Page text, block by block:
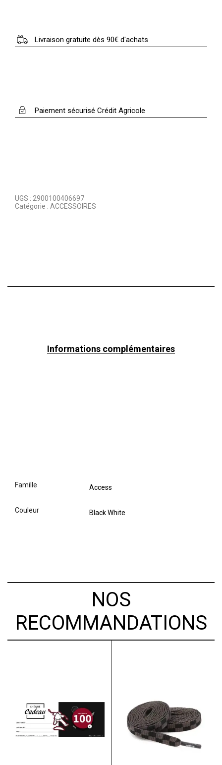
Livraison gratuite dès 90€ d'achats
Paiement sécurisé Crédit Agricole
UGS : 2900100406697
Catégorie : ACCESSOIRES
Informations complémentaires
famille Access
couleur Black White
NOS
RECOMMANDATIONS